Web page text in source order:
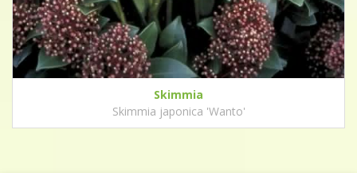
Skimmia
Skimmia japonica 'Wanto'